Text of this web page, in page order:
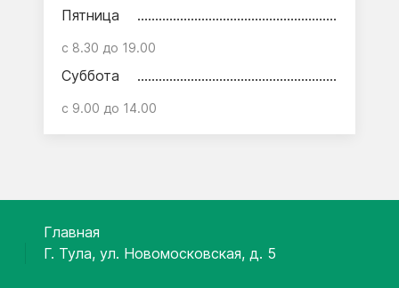
Пятница
с 8.30 до 19.00
Суббота
с 9.00 до 14.00
Главная
Г. Тула, ул. Новомосковская, д. 5